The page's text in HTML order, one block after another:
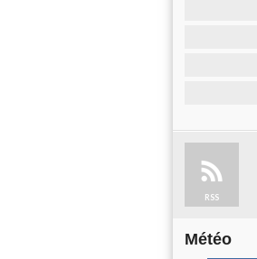
RSS
Météo